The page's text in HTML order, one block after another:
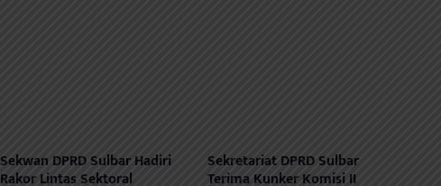
Sekwan DPRD Sulbar Hadiri
Rakor Lintas Sektoral
Sekretariat DPRD Sulbar
Terima Kunker Komisi II